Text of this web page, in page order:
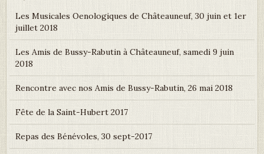
Les Musicales Oenologiques de Châteauneuf, 30 juin et 1er
juillet 2018
Les Amis de Bussy-Rabutin à Châteauneuf, samedi 9 juin
2018
Rencontre avec nos Amis de Bussy-Rabutin, 26 mai 2018
Fête de la Saint-Hubert 2017
Repas des Bénévoles, 30 sept-2017